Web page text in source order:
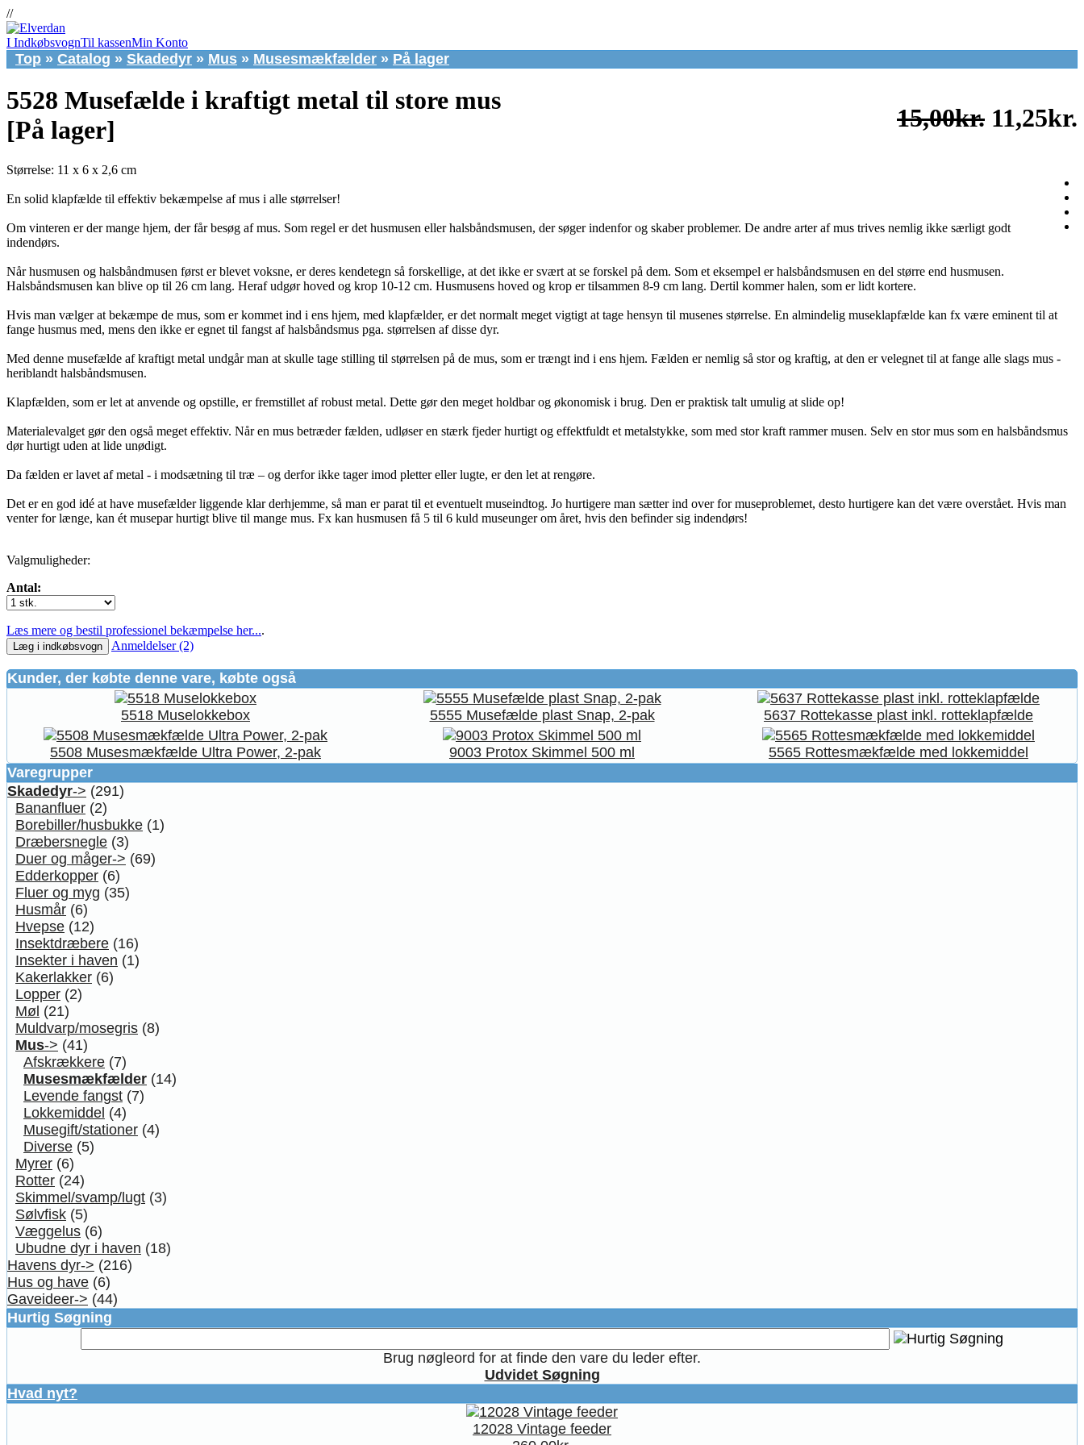
//
I IndkøbsvognTil kassenMin Konto
Top » Catalog » Skadedyr » Mus » Musesmækfælder » På lager
15,00kr. 11,25kr.
5528 Musefælde i kraftigt metal til store mus
[På lager]
Størrelse: 11 x 6 x 2,6 cm
En solid klapfælde til effektiv bekæmpelse af mus i alle størrelser!
Om vinteren er der mange hjem, der får besøg af mus. Som regel er det husmusen eller halsbåndsmusen, der søger indenfor og skaber problemer. De andre arter af mus trives nemlig ikke særligt godt
indendørs.
Når husmusen og halsbåndmusen først er blevet voksne, er deres kendetegn så forskellige, at det ikke er svært at se forskel på dem. Som et eksempel er halsbåndsmusen en del større end husmusen.
Halsbåndsmusen kan blive op til 26 cm lang. Heraf udgør hoved og krop 10-12 cm. Husmusens hoved og krop er tilsammen 8-9 cm lang. Dertil kommer halen, som er lidt kortere.
Hvis man vælger at bekæmpe de mus, som er kommet ind i ens hjem, med klapfælder, er det normalt meget vigtigt at tage hensyn til musenes størrelse. En almindelig museklapfælde kan fx være eminent til at
fange husmus med, mens den ikke er egnet til fangst af halsbåndsmus pga. størrelsen af disse dyr.
Med denne musefælde af kraftigt metal undgår man at skulle tage stilling til størrelsen på de mus, som er trængt ind i ens hjem. Fælden er nemlig så stor og kraftig, at den er velegnet til at fange alle slags mus -
heriblandt halsbåndsmusen.
Klapfælden, som er let at anvende og opstille, er fremstillet af robust metal. Dette gør den meget holdbar og økonomisk i brug. Den er praktisk talt umulig at slide op!
Materialevalget gør den også meget effektiv. Når en mus betræder fælden, udløser en stærk fjeder hurtigt og effektfuldt et metalstykke, som med stor kraft rammer musen. Selv en stor mus som en halsbåndsmus
dør hurtigt uden at lide unødigt.
Da fælden er lavet af metal - i modsætning til træ – og derfor ikke tager imod pletter eller lugte, er den let at rengøre.
Det er en god idé at have musefælder liggende klar derhjemme, så man er parat til et eventuelt museindtog. Jo hurtigere man sætter ind over for museproblemet, desto hurtigere kan det være overstået. Hvis man
venter for længe, kan ét musepar hurtigt blive til mange mus. Fx kan husmusen få 5 til 6 kuld museunger om året, hvis den befinder sig indendørs!
Valgmuligheder:
Antal:
Læs mere og bestil professionel bekæmpelse her....
Læg i indkøbsvogn Anmeldelser (2)
Kunder, der købte denne vare, købte også
5518 Muselokkebox 5555 Musefælde plast Snap, 2-pak 5637 Rottekasse plast inkl. rotteklapfælde
5508 Musesmækfælde Ultra Power, 2-pak 9003 Protox Skimmel 500 ml
5565 Rottesmækfælde med lokkemiddel
Varegrupper
Skadedyr-> (291)
Bananfluer (2)
Borebiller/husbukke (1)
Dræbersnegle (3)
Duer og måger-> (69)
Edderkopper (6)
Fluer og myg (35)
Husmår (6)
Hvepse (12)
Insektdræbere (16)
Insekter i haven (1)
Kakerlakker (6)
Lopper (2)
Møl (21)
Muldvarp/mosegris (8)
Mus-> (41)
Afskrækkere (7)
Musesmækfælder (14)
Levende fangst (7)
Lokkemiddel (4)
Musegift/stationer (4)
Diverse (5)
Myrer (6)
Rotter (24)
Skimmel/svamp/lugt (3)
Sølvfisk (5)
Væggelus (6)
Ubudne dyr i haven (18)
Havens dyr-> (216)
Hus og have (6)
Gaveideer-> (44)
Hurtig Søgning
Brug nøgleord for at finde den vare du leder efter.
Udvidet Søgning
Hvad nyt?
12028 Vintage feeder